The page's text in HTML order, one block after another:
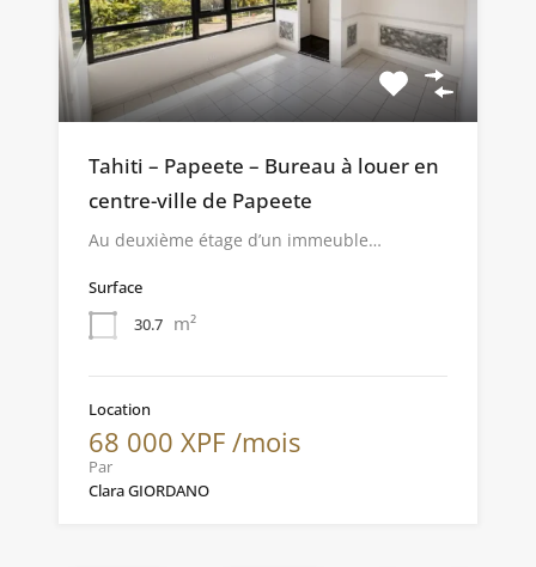
Tahiti – Papeete – Bureau à louer en
centre-ville de Papeete
Au deuxième étage d’un immeuble…
Surface
30.7 m²
Location
68 000 XPF /mois
Par
Clara GIORDANO